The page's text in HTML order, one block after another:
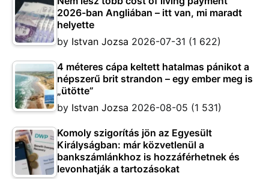
2026-ban Angliában – itt van, mi maradt
helyette
by Istvan Jozsa 2026-07-31 (1 622)
4 méteres cápa keltett hatalmas pánikot a
népszerű brit strandon – egy ember meg is
„ütötte”
by Istvan Jozsa 2026-08-05 (1 531)
Komoly szigorítás jön az Egyesült
Királyságban: már közvetlenül a
bankszámlánkhoz is hozzáférhetnek és
levonhatják a tartozásokat